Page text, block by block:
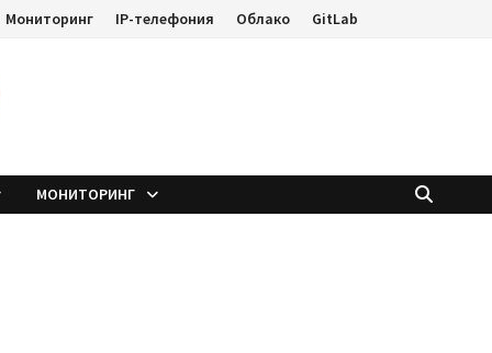
Мониторинг IP-телефония Облако GitLab
МОНИТОРИНГ